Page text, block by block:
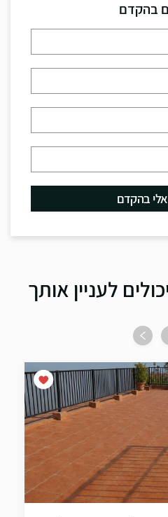
בהקדם
לעניין אותך